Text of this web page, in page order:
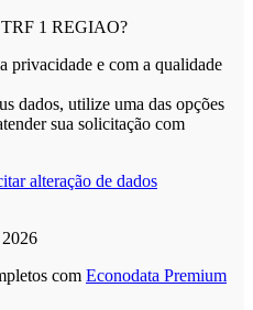
TRF 1 REGIAO?
privacidade e com a qualidade
dados, utilize uma das opções
sua solicitação com
alteração de dados
com Econodata Premium